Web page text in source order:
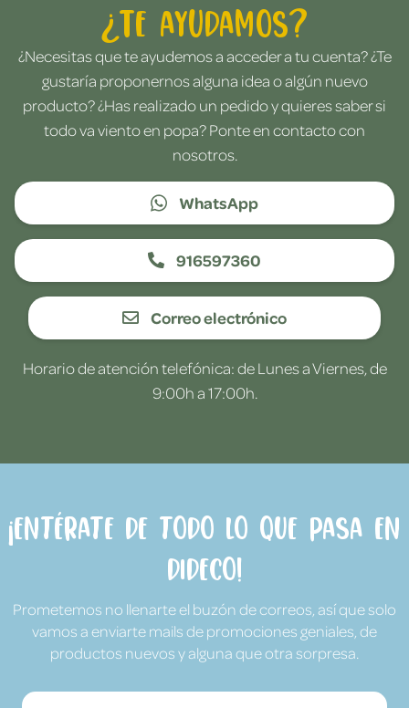
¿Te ayudamos?
¿Necesitas que te ayudemos a acceder a tu cuenta? ¿Te
gustaría proponernos alguna idea o algún nuevo
producto? ¿Has realizado un pedido y quieres saber si
todo va viento en popa? Ponte en contacto con
nosotros.
WhatsApp
916597360
Correo electrónico
Horario de atención telefónica: de Lunes a Viernes, de
9:00h a 17:00h.
¡Entérate de todo lo que pasa en
Dideco!
Prometemos no llenarte el buzón de correos, así que solo
vamos a enviarte mails de promociones geniales, de
productos nuevos y alguna que otra sorpresa.